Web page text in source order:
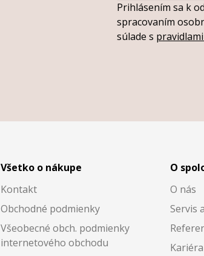
Prihlásením sa k
spracovaním
súlade s
Všetko o nákupe
Kontakt
Obchodné podmienky
Všeobecné obch. podmienky
internetového obchodu
O
O nás
Servis
Kariéra